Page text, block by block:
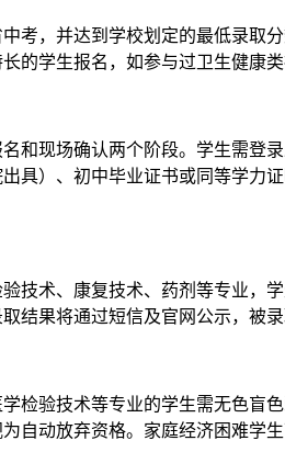
考，并达到学校划定的最低录取
的学生报名，如参与过卫生健康
和现场确认两个阶段。学生需登
具）、初中毕业证书或同等学力
技术、康复技术、药剂等专业，
结果将通过短信及官网公示，被
检验技术等专业的学生需无色盲
自动放弃资格。家庭经济困难学